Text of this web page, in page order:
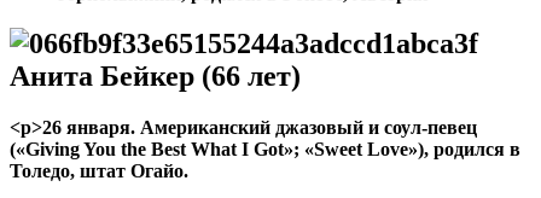
Анита Бейкер (66 лет)
<р>26 января. Американский джазовый и соул-певец
(«Giving You the Best What I Got»; «Sweet Love»), родился в
Толедо, штат Огайо.